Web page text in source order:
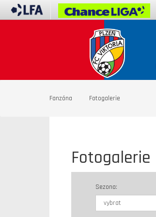
Fanzóna Fotogalerie
Fotogalerie
Sezona: